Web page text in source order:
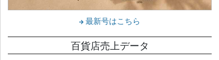
最新号はこちら
百貨店売上データ